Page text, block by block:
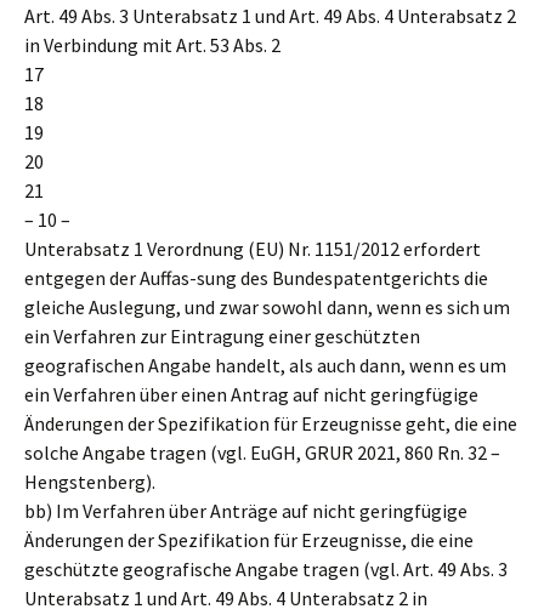
Art. 49 Abs. 3 Unterabsatz 1 und Art. 49 Abs. 4 Unterabsatz 2
in Verbindung mit Art. 53 Abs. 2
17
18
19
20
21
– 10 –
Unterabsatz 1 Verordnung (EU) Nr. 1151/2012 erfordert
entgegen der Auffas-sung des Bundespatentgerichts die
gleiche Auslegung, und zwar sowohl dann, wenn es sich um
ein Verfahren zur Eintragung einer geschützten
geografischen Angabe handelt, als auch dann, wenn es um
ein Verfahren über einen Antrag auf nicht geringfügige
Änderungen der Spezifikation für Erzeugnisse geht, die eine
solche Angabe tragen (vgl. EuGH, GRUR 2021, 860 Rn. 32 –
Hengstenberg).
bb) Im Verfahren über Anträge auf nicht geringfügige
Änderungen der Spezifikation für Erzeugnisse, die eine
geschützte geografische Angabe tragen (vgl. Art. 49 Abs. 3
Unterabsatz 1 und Art. 49 Abs. 4 Unterabsatz 2 in